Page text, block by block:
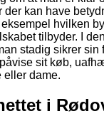
der kan have
hvilken
tilbyder. I
stadig sikrer sin
sit køb,
eller dame.
i